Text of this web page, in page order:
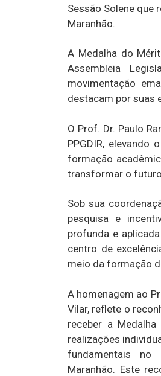
Sessão Solene que
Maranhão.
A Medalha do
Assembleia
movimentação
destacam por suas
O Prof. Dr. Paulo
PPGDIR,
formação
transformar o
Sob sua
pesquisa e
profunda e
centro de
meio da formação
A homenagem ao
Vilar, reflete o
receber a
realizações
fundamentais no
Maranhão. Este